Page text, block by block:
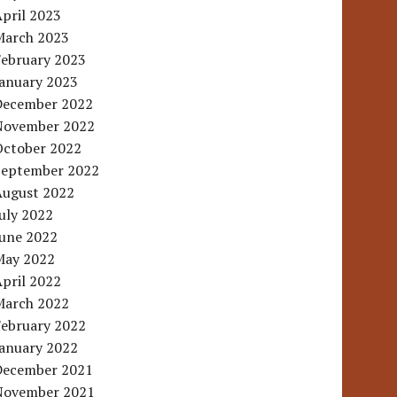
2023
2023
2023
2023
2022
2022
2022
2022
2022
2022
2022
2022
2022
2022
2022
2022
2021
2021